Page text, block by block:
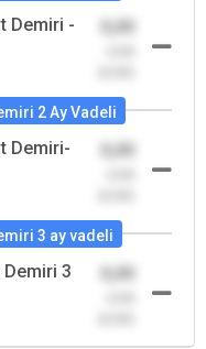
Demiri -
2 Ay Vadeli
Demiri-
3 ay vadeli
3